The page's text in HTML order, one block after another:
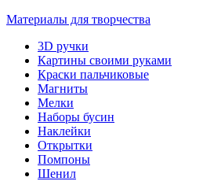
Материалы для творчества
3D ручки
Картины своими руками
Краски пальчиковые
Магниты
Мелки
Наборы бусин
Наклейки
Открытки
Помпоны
Шенил